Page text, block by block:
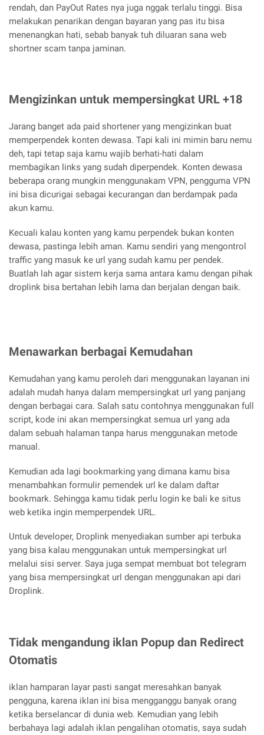
rendah, dan PayOut Rates nya juga nggak terlalu tinggi. Bisa
melakukan penarikan dengan bayaran yang pas itu bisa
menenangkan hati, sebab banyak tuh diluaran sana web
shortner scam tanpa jaminan.
Mengizinkan untuk mempersingkat URL +18
Jarang banget ada paid shortener yang mengizinkan buat
memperpendek konten dewasa. Tapi kali ini mimin baru nemu
deh, tapi tetap saja kamu wajib berhati-hati dalam
membagikan links yang sudah diperpendek. Konten dewasa
beberapa orang mungkin menggunakam VPN, pengguma VPN
ini bisa dicurigai sebagai kecurangan dan berdampak pada
akun kamu.
Kecuali kalau konten yang kamu perpendek bukan konten
dewasa, pastinga lebih aman. Kamu sendiri yang mengontrol
traffic yang masuk ke url yang sudah kamu per pendek.
Buatlah lah agar sistem kerja sama antara kamu dengan pihak
droplink bisa bertahan lebih lama dan berjalan dengan baik.
Menawarkan berbagai Kemudahan
Kemudahan yang kamu peroleh dari menggunakan layanan ini
adalah mudah hanya dalam mempersingkat url yang panjang
dengan berbagai cara. Salah satu contohnya menggunakan full
script, kode ini akan mempersingkat semua url yang ada
dalam sebuah halaman tanpa harus menggunakan metode
manual.
Kemudian ada lagi bookmarking yang dimana kamu bisa
menambahkan formulir pemendek url ke dalam daftar
bookmark. Sehingga kamu tidak perlu login ke bali ke situs
web ketika ingin memperpendek URL.
Untuk developer, Droplink menyediakan sumber api terbuka
yang bisa kalau menggunakan untuk mempersingkat url
melalui sisi server. Saya juga sempat membuat bot telegram
yang bisa mempersingkat url dengan menggunakan api dari
Droplink.
Tidak mengandung iklan Popup dan Redirect
Otomatis
iklan hamparan layar pasti sangat meresahkan banyak
pengguna, karena iklan ini bisa mengganggu banyak orang
ketika berselancar di dunia web. Kemudian yang lebih
berbahaya lagi adalah iklan pengalihan otomatis, saya sudah